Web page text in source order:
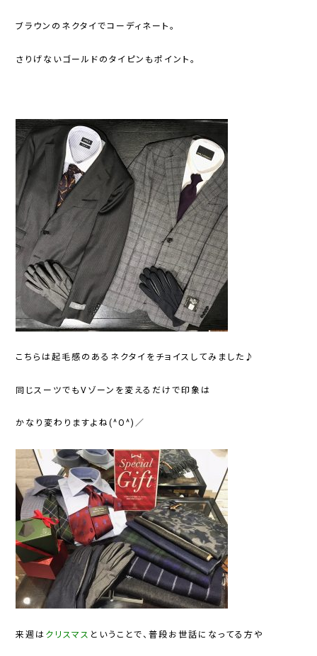
ブラウンのネクタイでコーディネート。
さりげないゴールドのタイピンもポイント。
こちらは起毛感のあるネクタイをチョイスしてみました♪
同じスーツでもVゾーンを変えるだけで印象は
かなり変わりますよね(^O^)／
来週は クリスマス ということで、普段お世話になってる方や